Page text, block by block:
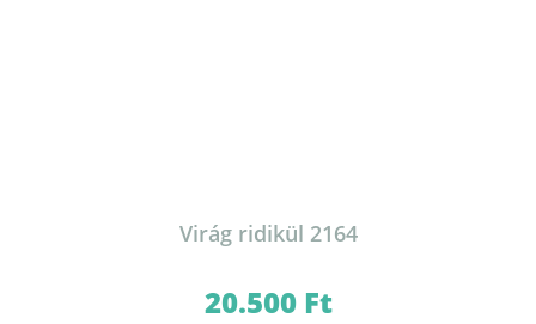
Virág ridikül 2164
20.500 Ft